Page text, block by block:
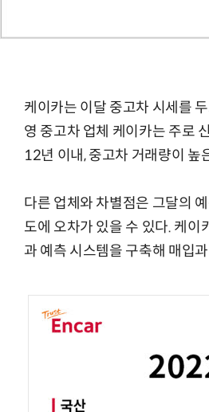
케이카는 이달 중고차 시세를
영 중고차 업체 케이카는 주로
12년 이내, 중고차 거래량이
다른 업체와 차별점은 그달의
도에 오차가 있을 수 있다. 케
과 예측 시스템을 구축해 매입